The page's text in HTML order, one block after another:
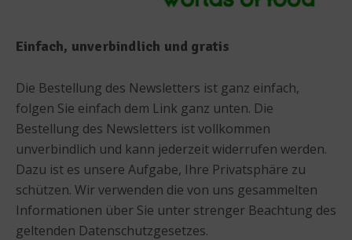
Einfach, unverbindlich und gratis
Die Bestellung des Newsletters ist ganz einfach,
folgen Sie einfach dem Link ganz unten. Die
Bestellung des Newsletters ist vollkommen
unverbindlich und kann jederzeit widerrufen werden.
Dazu ist es unsere Aufgabe, Ihre Privatsphäre zu
schützen. Wir verwenden die von uns gesammelten
Informationen über Sie unter strenger Beachtung des
geltenden Datenschutzgesetzes.